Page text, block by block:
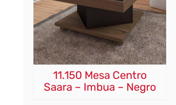
11.150 Mesa Centro
Saara – Imbua – Negro